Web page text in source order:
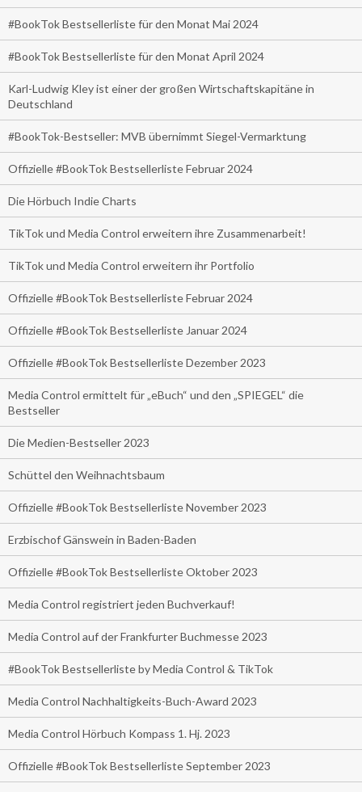
#BookTok Bestsellerliste für den Monat Mai 2024
#BookTok Bestsellerliste für den Monat April 2024
Karl-Ludwig Kley ist einer der großen Wirtschaftskapitäne in
Deutschland
#BookTok-Bestseller: MVB übernimmt Siegel-Vermarktung
Offizielle #BookTok Bestsellerliste Februar 2024
Die Hörbuch Indie Charts
TikTok und Media Control erweitern ihre Zusammenarbeit!
TikTok und Media Control erweitern ihr Portfolio
Offizielle #BookTok Bestsellerliste Februar 2024
Offizielle #BookTok Bestsellerliste Januar 2024
Offizielle #BookTok Bestsellerliste Dezember 2023
Media Control ermittelt für „eBuch“ und den „SPIEGEL“ die
Bestseller
Die Medien-Bestseller 2023
Schüttel den Weihnachtsbaum
Offizielle #BookTok Bestsellerliste November 2023
Erzbischof Gänswein in Baden-Baden
Offizielle #BookTok Bestsellerliste Oktober 2023
Media Control registriert jeden Buchverkauf!
Media Control auf der Frankfurter Buchmesse 2023
#BookTok Bestsellerliste by Media Control & TikTok
Media Control Nachhaltigkeits-Buch-Award 2023
Media Control Hörbuch Kompass 1. Hj. 2023
Offizielle #BookTok Bestsellerliste September 2023